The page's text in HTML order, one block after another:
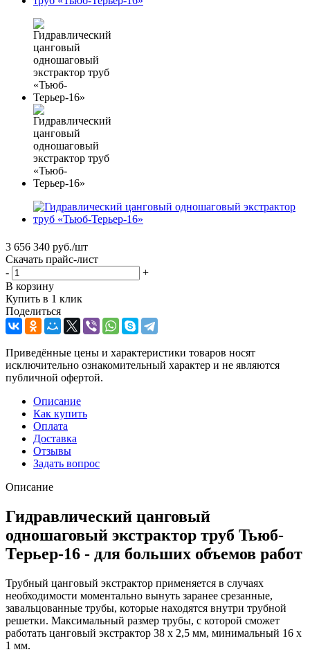
3 656 340 руб./шт
Скачать прайс-лист
-
+
В корзину
Купить в 1 клик
Поделиться
Приведённые цены и характеристики товаров носят
исключительно ознакомительный характер и не являются
публичной офертой.
Описание
Как купить
Оплата
Доставка
Отзывы
Задать вопрос
Описание
Гидравлический цанговый
одношаговый экстрактор труб Тьюб-
Терьер-16 - для больших объемов работ
Трубный цанговый экстрактор применяется в случаях
необходимости моментально вынуть заранее срезанные,
завальцованные трубы, которые находятся внутри трубной
решетки. Максимальный размер трубы, с которой сможет
работать цанговый экстрактор 38 х 2,5 мм, минимальный 16 x
1 мм.